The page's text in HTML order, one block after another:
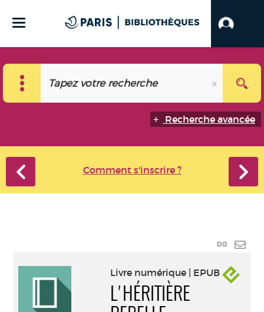
Recherche avancée
Comment s'inscrire ?
Lien
Livre numérique | EPUB
L'HÉRITIÈRE